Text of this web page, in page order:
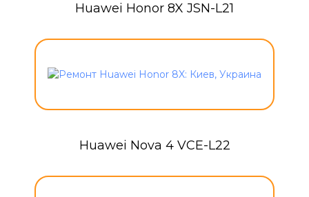
Huawei Honor 8X JSN-L21
Huawei Nova 4 VCE-L22